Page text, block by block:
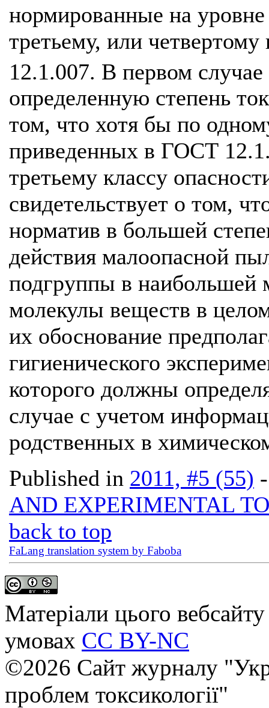
нормированные на
третьему, или
12.1.007. В первом
определенную степень
том, что хотя бы по
приведенных в ГОСТ
третьему классу
свидетельствует о том,
норматив в большей
действия малоопасной
подгруппы в наибольшей
молекулы веществ в
их обоснование
гигиенического
которого должны
случае с учетом
родственных в
Published in 2011, #5 (55)
AND EXPERIMENTAL
back to top
FaLang translation system by Faboba
Матеріали цього
умовах CC BY-NC
©2026 Сайт журналу
проблем токсикології"